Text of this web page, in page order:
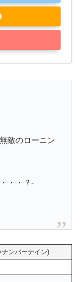
敵のローニン
・・？-
ンバーナイン)